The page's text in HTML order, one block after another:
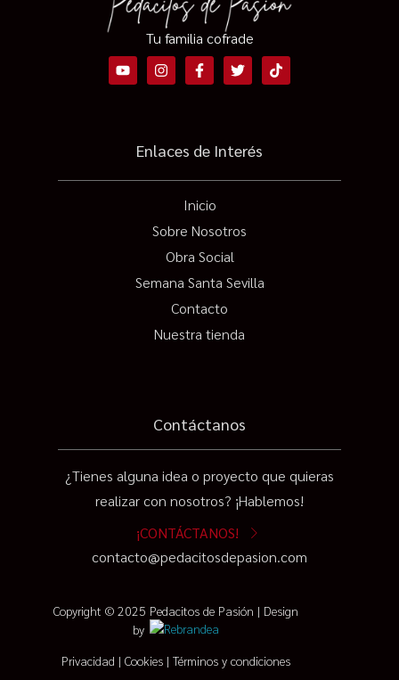
Tu familia cofrade
Enlaces de Interés
Inicio
Sobre Nosotros
Obra Social
Semana Santa Sevilla
Contacto
Nuestra tienda
Contáctanos
¿Tienes alguna idea o proyecto que quieras
realizar con nosotros? ¡Hablemos!
¡CONTÁCTANOS!
contacto@pedacitosdepasion.com
Copyright © 2025 Pedacitos de Pasión | Design
by
Privacidad | Cookies| Términos y condiciones